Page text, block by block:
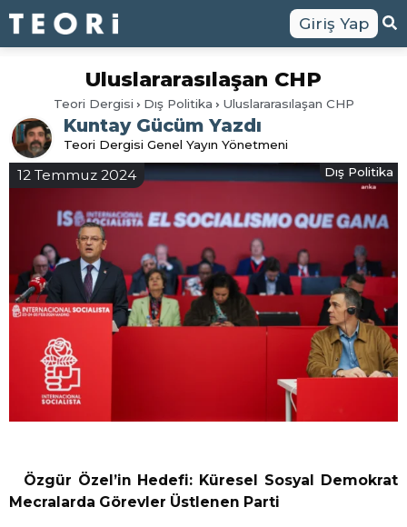
Giriş Yap
Uluslararasılaşan CHP
Teori Dergisi Dış Politika Uluslararasılaşan CHP
Kuntay Gücüm Yazdı
Teori Dergisi Genel Yayın Yönetmeni
12 Temmuz 2024 Dış Politika
Özgür Özel’in Hedefi: Küresel Sosyal Demokrat
Mecralarda Görevler Üstlenen Parti